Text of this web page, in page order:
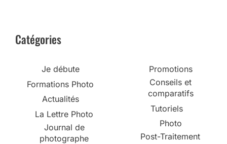
Catégories
Je débute
Formations Photo
Actualités
La Lettre Photo
Journal de
photographe
Promotions
Conseils et
comparatifs
Tutoriels
Photo
Post-Traitement